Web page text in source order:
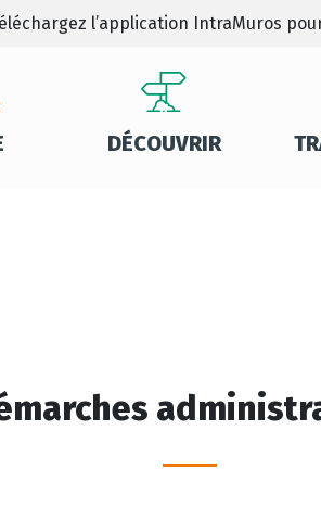
l’application IntraMuros
DÉCOUVRIR